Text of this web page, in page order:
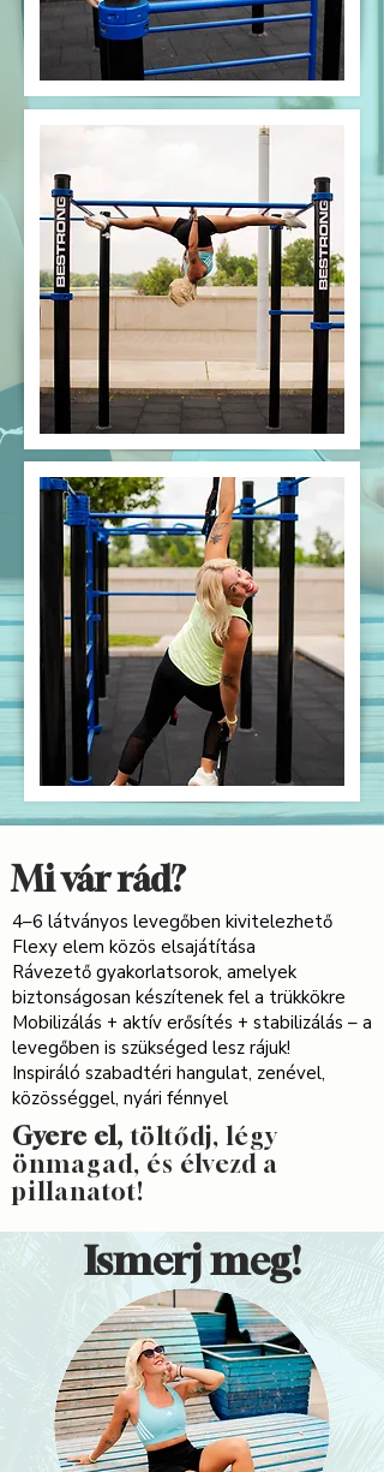
Mi vár rád?
4–6 látványos levegőben kivitelezhető
Flexy elem közös elsajátítása
Rávezető gyakorlatsorok, amelyek
biztonságosan készítenek fel a trükkökre
Mobilizálás + aktív erősítés + stabilizálás – a
levegőben is szükséged lesz rájuk!
Inspiráló szabadtéri hangulat, zenével,
közösséggel, nyári fénnyel
Gyere el, töltődj, légy
önmagad, és élvezd a
pillanatot!
Ismerj meg!